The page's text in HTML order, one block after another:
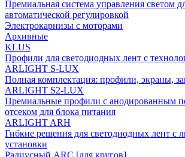
Премиальная система управления светом
автоматической регулировкой
Электрокарнизы с моторами
Архивные
KLUS
Профили для светодиодных лент с
ARLIGHT S-LUX
Полная комплектация: профили, экраны,
ARLIGHT S2-LUX
Премиальные профили с анодированным
отсеком для блока питания
ARLIGHT ARH
Гибкие решения для светодиодных лент с
установки
Радиусный ARC [для кругов]